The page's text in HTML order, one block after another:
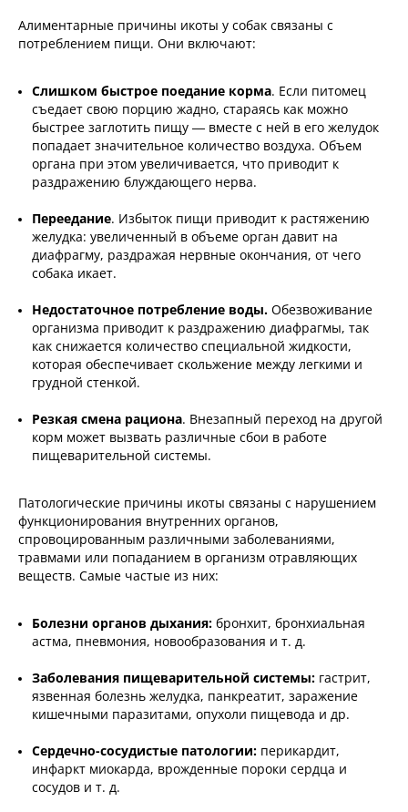
Алиментарные причины икоты у собак связаны с
потреблением пищи. Они включают:
Слишком быстрое поедание корма. Если питомец
съедает свою порцию жадно, стараясь как можно
быстрее заглотить пищу — вместе с ней в его желудок
попадает значительное количество воздуха. Объем
органа при этом увеличивается, что приводит к
раздражению блуждающего нерва.
Переедание. Избыток пищи приводит к растяжению
желудка: увеличенный в объеме орган давит на
диафрагму, раздражая нервные окончания, от чего
собака икает.
Недостаточное потребление воды. Обезвоживание
организма приводит к раздражению диафрагмы, так
как снижается количество специальной жидкости,
которая обеспечивает скольжение между легкими и
грудной стенкой.
Резкая смена рациона. Внезапный переход на другой
корм может вызвать различные сбои в работе
пищеварительной системы.
Патологические причины икоты связаны с нарушением
функционирования внутренних органов,
спровоцированным различными заболеваниями,
травмами или попаданием в организм отравляющих
веществ. Самые частые из них:
Болезни органов дыхания: бронхит, бронхиальная
астма, пневмония, новообразования и т. д.
Заболевания пищеварительной системы: гастрит,
язвенная болезнь желудка, панкреатит, заражение
кишечными паразитами, опухоли пищевода и др.
Сердечно-сосудистые патологии: перикардит,
инфаркт миокарда, врожденные пороки сердца и
сосудов и т. д.